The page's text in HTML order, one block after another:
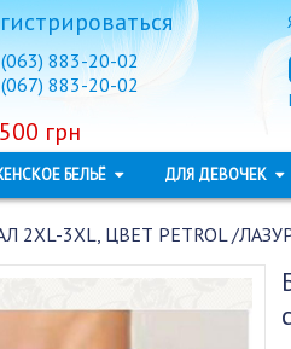
(063) 883-20-02
(067) 883-20-02
грн
БЕЛЬЁ ДЛЯ ДЕВОЧЕК
2XL-3XL, ЦВЕТ PETROL /